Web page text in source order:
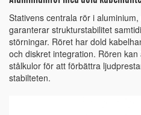
Stativens centrala rör i
garanterar strukturstabilitet
störningar. Röret har dold
och diskret integration. Rören
stålkulor för att förbättra
stabilteten.